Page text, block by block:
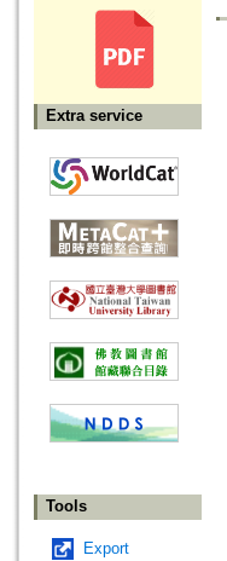
Extra service
Tools
Export